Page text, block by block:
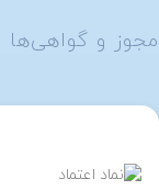
مجوز و گواهی‌ها